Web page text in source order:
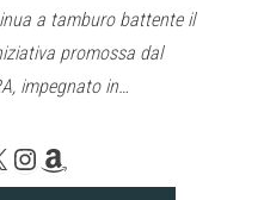
a tamburo battente il
promossa dal
impegnato in…
Instagram
Amazon